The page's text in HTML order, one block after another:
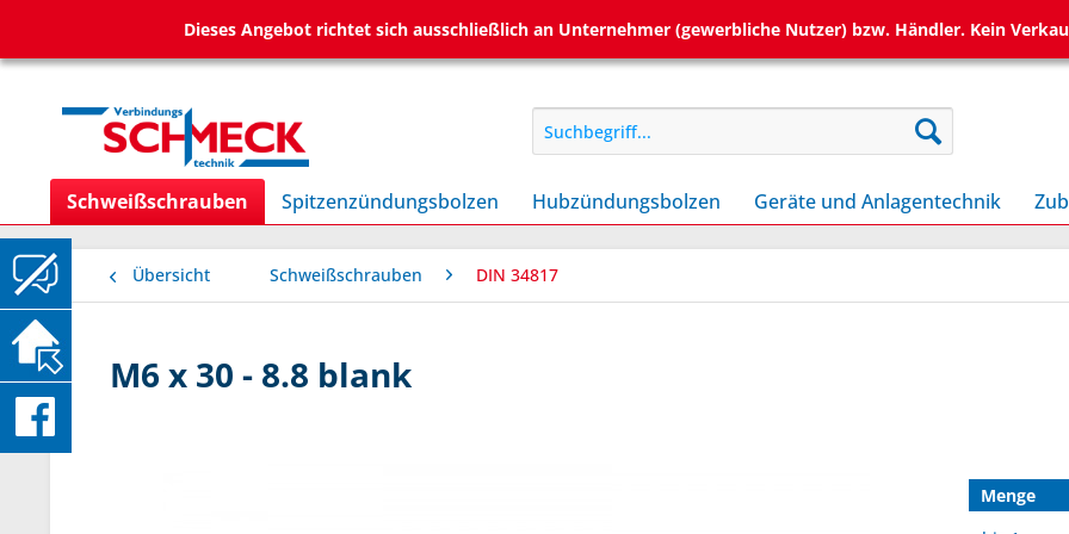
Dieses Angebot richtet sich ausschließlich an Unternehmer (gewerbliche Nutzer) bzw. Händler. Kein
Schweißschrauben Spitzenzündungsbolzen Hubzündungsbolzen Geräte und Anlagentechnik
Übersicht Schweißschrauben DIN 34817
M6 x 30 - 8.8 blank
Menge